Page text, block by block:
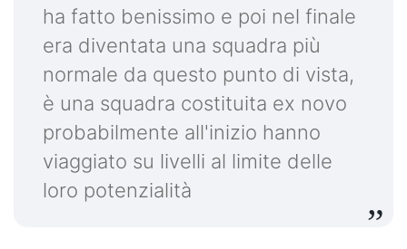
ha fatto benissimo e poi nel finale
era diventata una squadra più
normale da questo punto di vista,
è una squadra costituita ex novo
probabilmente all'inizio hanno
viaggiato su livelli al limite delle
loro potenzialità